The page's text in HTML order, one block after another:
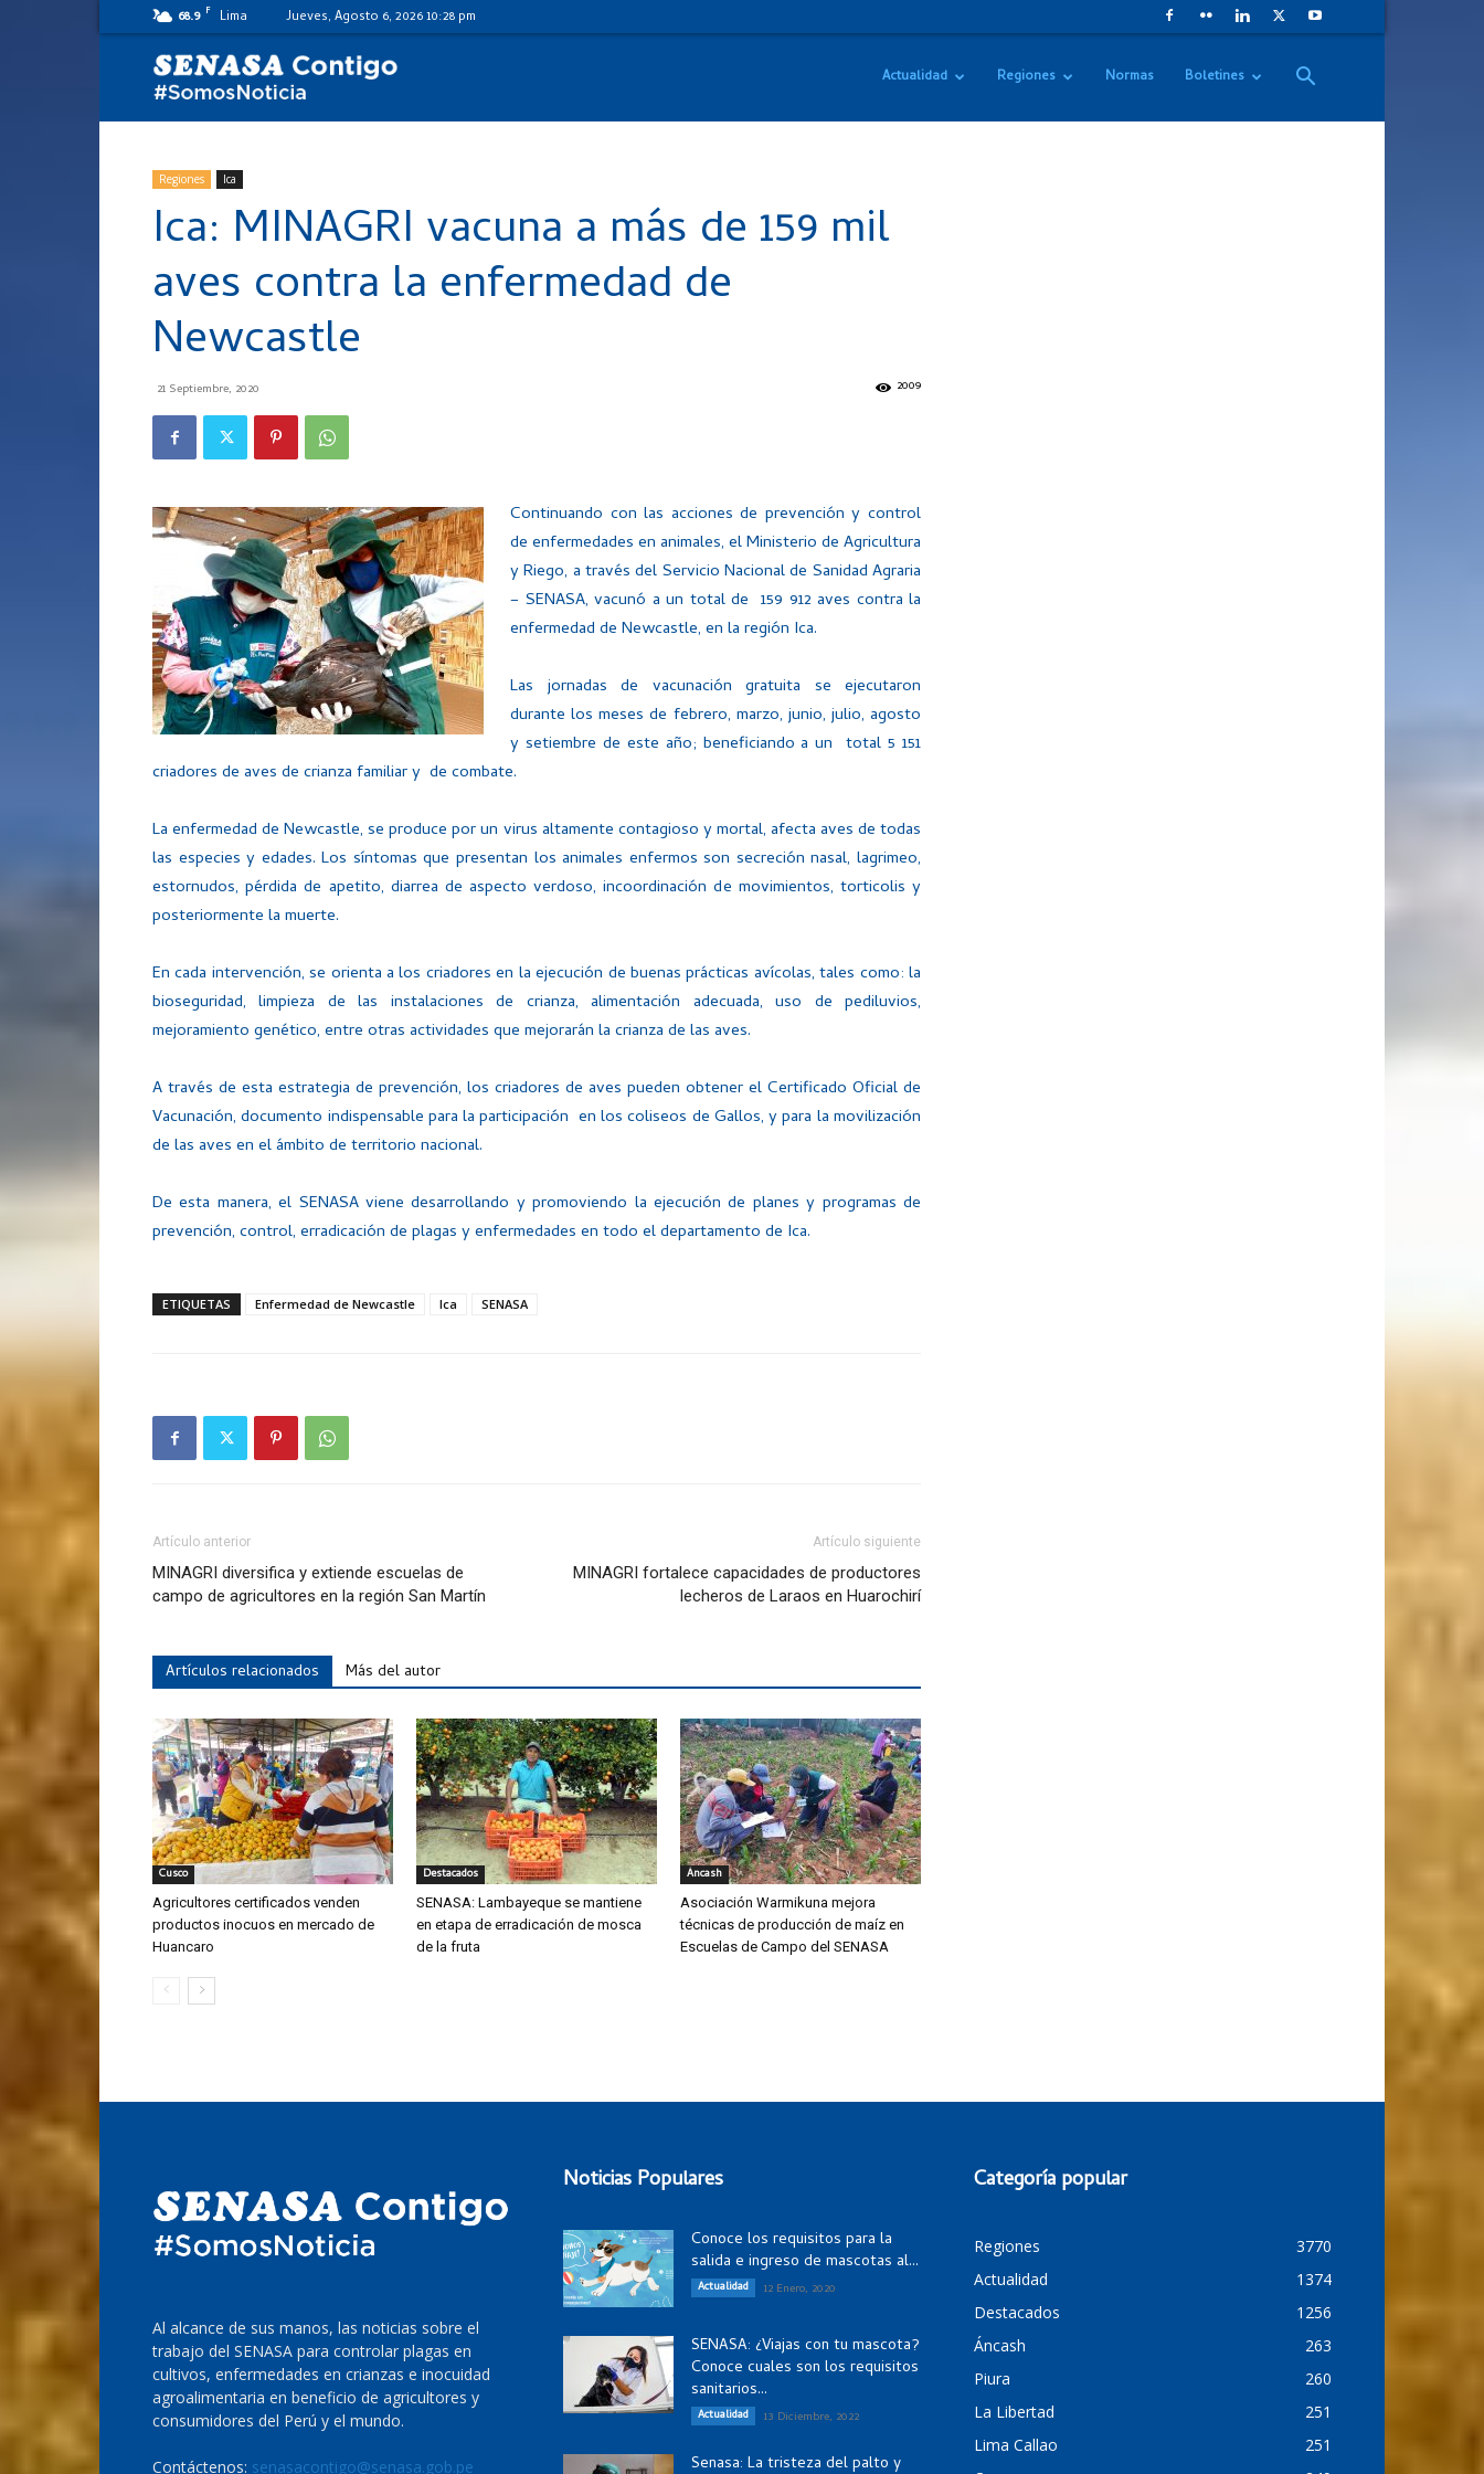
68.9 F Lima Jueves, Agosto 6, 2026 10:28 pm
Actualidad Regiones Normas Boletines
Regiones Ica
Ica: MINAGRI vacuna a más de 159 mil
aves contra la enfermedad de
Newcastle
21 Septiembre, 2020 2009
Continuando con las acciones de prevención y control
de enfermedades en animales, el Ministerio de Agricultura
y Riego, a través del Servicio Nacional de Sanidad Agraria
– SENASA, vacunó a un total de 159 912 aves contra la
enfermedad de Newcastle, en la región Ica.
Las jornadas de vacunación gratuita se ejecutaron
durante los meses de febrero, marzo, junio, julio, agosto
y setiembre de este año; beneficiando a un total 5 151
criadores de aves de crianza familiar y de combate.
La enfermedad de Newcastle, se produce por un virus altamente contagioso y mortal, afecta aves de todas
las especies y edades. Los síntomas que presentan los animales enfermos son secreción nasal, lagrimeo,
estornudos, pérdida de apetito, diarrea de aspecto verdoso, incoordinación de movimientos, torticolis y
posteriormente la muerte.
En cada intervención, se orienta a los criadores en la ejecución de buenas prácticas avícolas, tales como: la
bioseguridad, limpieza de las instalaciones de crianza, alimentación adecuada, uso de pediluvios,
mejoramiento genético, entre otras actividades que mejorarán la crianza de las aves.
A través de esta estrategia de prevención, los criadores de aves pueden obtener el Certificado Oficial de
Vacunación, documento indispensable para la participación en los coliseos de Gallos, y para la movilización
de las aves en el ámbito de territorio nacional.
De esta manera, el SENASA viene desarrollando y promoviendo la ejecución de planes y programas de
prevención, control, erradicación de plagas y enfermedades en todo el departamento de Ica.
ETIQUETAS Enfermedad de Newcastle Ica SENASA
Artículo anterior
MINAGRI diversifica y extiende escuelas de
campo de agricultores en la región San Martín
Artículo siguiente
MINAGRI fortalece capacidades de productores
lecheros de Laraos en Huarochirí
Artículos relacionados Más del autor
Cusco
Agricultores certificados venden
productos inocuos en mercado de
Huancaro
Destacados
SENASA: Lambayeque se mantiene
en etapa de erradicación de mosca
de la fruta
Áncash
Asociación Warmikuna mejora
técnicas de producción de maíz en
Escuelas de Campo del SENASA
Al alcance de sus manos, las noticias sobre el
trabajo del SENASA para controlar plagas en
cultivos, enfermedades en crianzas e inocuidad
agroalimentaria en beneficio de agricultores y
consumidores del Perú y el mundo.
Contáctenos: senasacontigo@senasa.gob.pe
Noticias Populares
Conoce los requisitos para la
salida e ingreso de mascotas al...
Actualidad 12 Enero, 2020
SENASA: ¿Viajas con tu mascota?
Conoce cuales son los requisitos
sanitarios...
Actualidad 13 Diciembre, 2022
Senasa: La tristeza del palto y
Categoría popular
Regiones
3770
Actualidad
1374
Destacados
1256
Áncash
263
Piura
260
La Libertad
251
Lima Callao
251